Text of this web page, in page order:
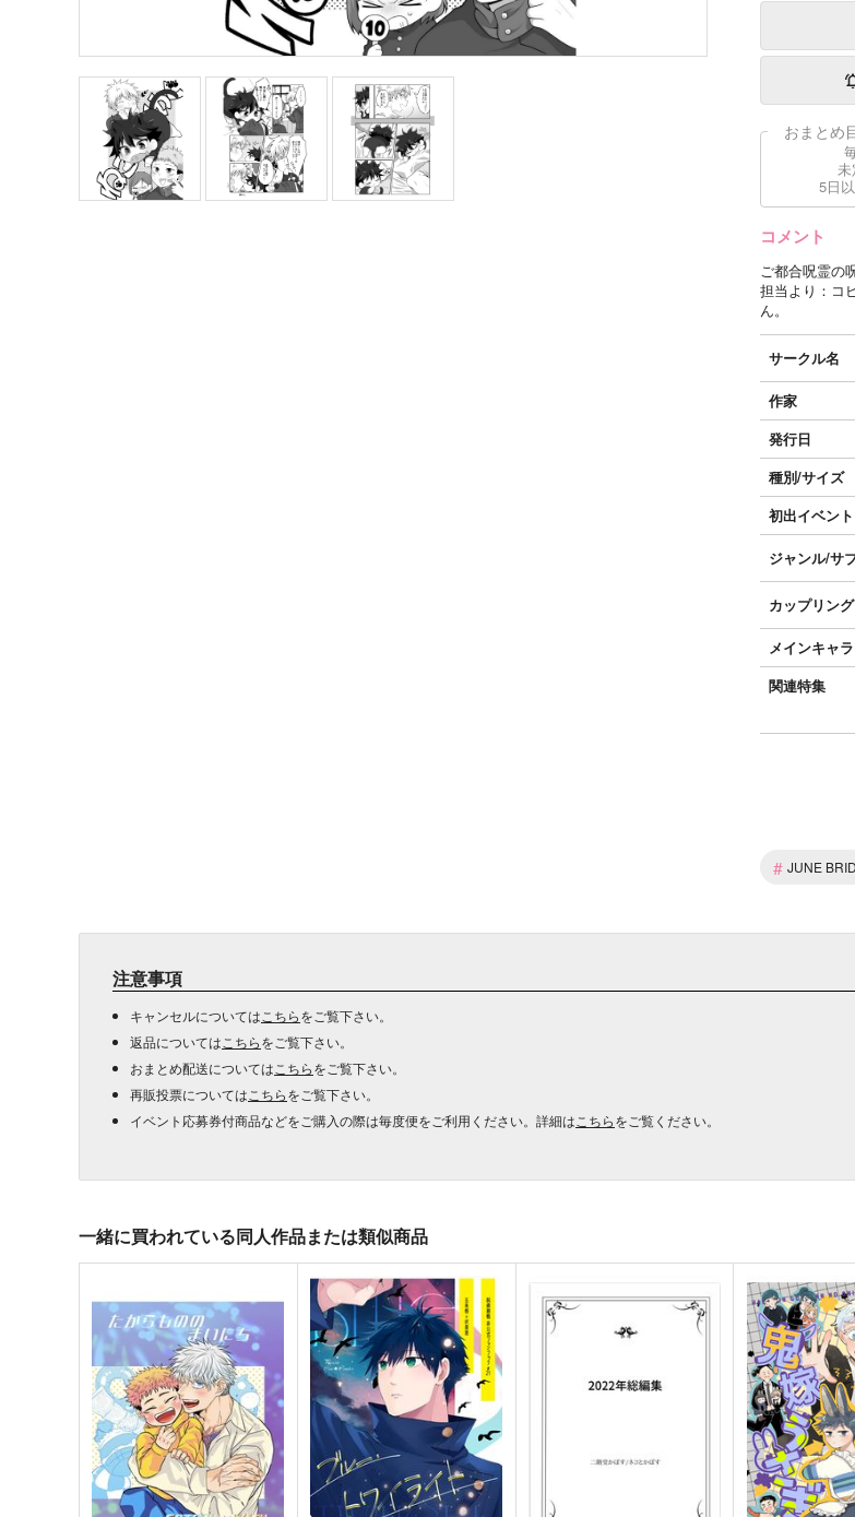
おまとめ
未
5日
コメント
ご都合呪霊の
担当より：コ
ん。
サークル名
作家
発行日
種別/サイズ
初出イベント
ジャンル/サ
カップリング
メインキャラ
関連特集
# JUNE
注意事項
キャンセルについては こちらをご覧下さい。
返品については こちらをご覧下さい。
おまとめ配送については こちらをご覧下さい。
再販投票については こちらをご覧下さい。
イベント応募券付商品などをご購入の際は毎度便をご利用ください。詳細は こちらをご覧ください。
一緒に買われている同人作品または類似商品